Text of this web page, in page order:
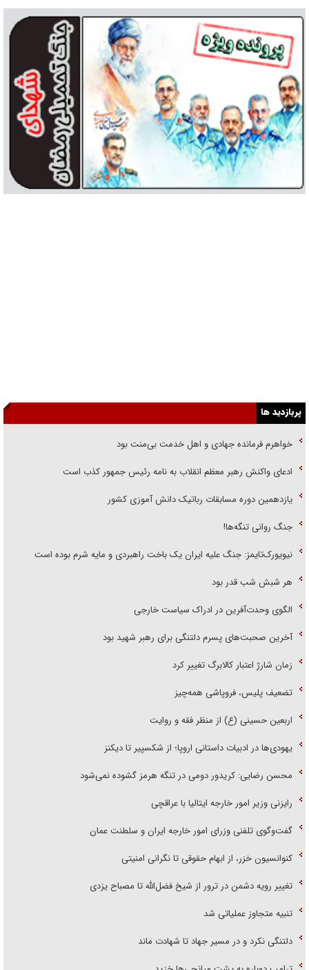
پربازدید ها
خواهرم فرمانده جهادی و اهل خدمت بی‌منت بود
ادعای واکنش رهبر معظم انقلاب به نامه رئیس جمهور کذب است
یازدهمین دوره مسابقات رباتیک دانش آموزی کشور
جنگ روانی تنگه‌ها!
نیویورک‌تایمز: جنگ علیه ایران یک باخت راهبردی و مایه شرم بوده است
هر شبش شب قدر بود
الگوی وحدت‌آفرین در ادراک سیاست خارجی
آخرین صحبت‌های پسرم دلتنگی برای رهبر شهید بود
زمان شارژ اعتبار کالابرگ تغییر کرد
تضعیف پلیس، فروپاشی همه‌چیز
اربعین حسینی (ع) از منظر فقه و روایت
یهودی‌ها در ادبیات داستانی اروپا؛ از شکسپیر تا دیکنز
محسن رضایی: کریدور دومی در تنگه هرمز گشوده نمی‌شود
رایزنی وزیر امور خارجه ایتالیا با عراقچی
گفت‌وگوی تلفنی وزرای امور خارجه ایران و سلطنت عمان
کنوانسیون خزر، از ابهام حقوقی تا نگرانی امنیتی
تغییر رویه دشمن در ترور از شیخ فضل‌الله تا مصباح یزدی
تنبیه متجاوز عملیاتی شد
دلتنگی نکرد و در مسیر جهاد تا شهادت ماند